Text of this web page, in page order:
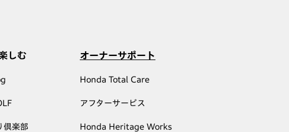
しむ
倶楽部
オーナーサポート
Honda Total Care
アフターサービス
Honda Heritage Works